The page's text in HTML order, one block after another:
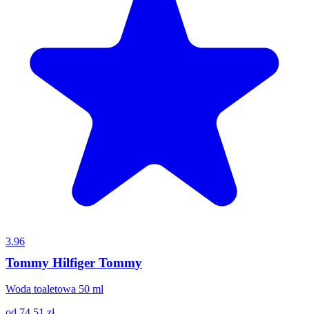
3.96
Tommy Hilfiger Tommy
Woda toaletowa 50 ml